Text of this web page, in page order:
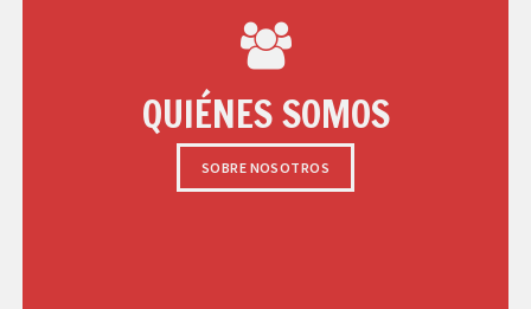
QUIÉNES SOMOS
SOBRE NOSOTROS